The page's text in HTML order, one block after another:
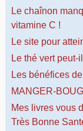
Le chaînon
vitamine C !
Le site pour
Le thé vert peut-
Les bénéfices
MANGER-
Mes livres vous
Très Bonne